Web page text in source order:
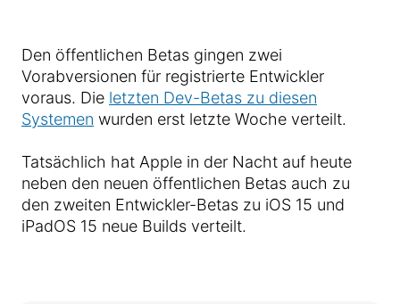
Den öffentlichen Betas gingen zwei
Vorabversionen für registrierte Entwickler
voraus. Die letzten Dev-Betas zu diesen
Systemen wurden erst letzte Woche verteilt.
Tatsächlich hat Apple in der Nacht auf heute
neben den neuen öffentlichen Betas auch zu
den zweiten Entwickler-Betas zu iOS 15 und
iPadOS 15 neue Builds verteilt.